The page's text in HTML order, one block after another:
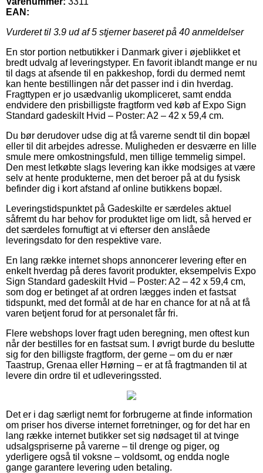
EAN:
Vurderet til 3.9 ud af 5 stjerner baseret på 40 anmeldelser
En stor portion netbutikker i Danmark giver i øjeblikket et
bredt udvalg af leveringstyper. En favorit iblandt mange er nu
til dags at afsende til en pakkeshop, fordi du dermed nemt
kan hente bestillingen når det passer ind i din hverdag.
Fragttypen er jo usædvanlig ukompliceret, samt endda
endvidere den prisbilligste fragtform ved køb af Expo Sign
Standard gadeskilt Hvid – Poster: A2 – 42 x 59,4 cm.
Du bør derudover udse dig at få varerne sendt til din bopæl
eller til dit arbejdes adresse. Muligheden er desværre en lille
smule mere omkostningsfuld, men tillige temmelig simpel.
Den mest letkøbte slags levering kan ikke modsiges at være
selv at hente produkterne, men det beroer på at du fysisk
befinder dig i kort afstand af online butikkens bopæl.
Leveringstidspunktet på Gadeskilte er særdeles aktuel
såfremt du har behov for produktet lige om lidt, så herved er
det særdeles fornuftigt at vi efterser den anslåede
leveringsdato for den respektive vare.
En lang række internet shops annoncerer levering efter en
enkelt hverdag på deres favorit produkter, eksempelvis Expo
Sign Standard gadeskilt Hvid – Poster: A2 – 42 x 59,4 cm,
som dog er betinget af at ordren lægges inden et fastsat
tidspunkt, med det formål at de har en chance for at nå at få
varen betjent forud for at personalet får fri.
Flere webshops lover fragt uden beregning, men oftest kun
når der bestilles for en fastsat sum. I øvrigt burde du beslutte
sig for den billigste fragtform, der gerne – om du er nær
Taastrup, Grenaa eller Hørning – er at få fragtmanden til at
levere din ordre til et udleveringssted.
Det er i dag særligt nemt for forbrugerne at finde information
om priser hos diverse internet forretninger, og for det har en
lang række internet butikker set sig nødsaget til at tvinge
udsalgspriserne på varerne – til drenge og piger, og
yderligere også til voksne – voldsomt, og endda nogle
gange garantere levering uden betaling.